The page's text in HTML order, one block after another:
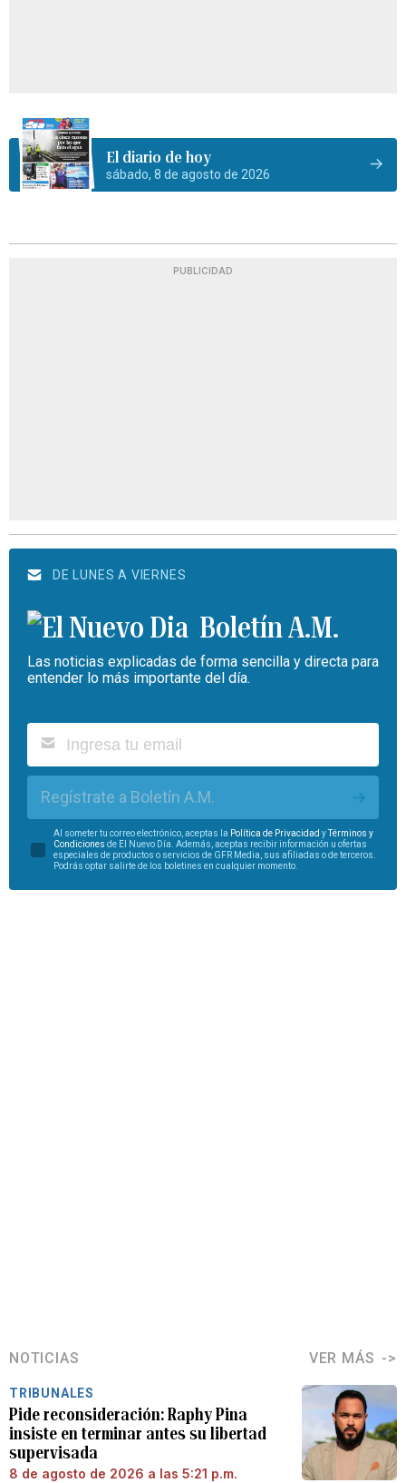
El diario de hoy
sábado, 8 de agosto de 2026
PUBLICIDAD
DE LUNES A VIERNES
Boletín A.M.
Las noticias explicadas de forma sencilla y directa para
entender lo más importante del día.
Regístrate a Boletín A.M.
Al someter tu correo electrónico, aceptas la Política de Privacidad yTérminos y
Condiciones de El Nuevo Día. Además, aceptas recibir información u ofertas
especiales de productos o servicios de GFR Media, sus afiliadas o de terceros.
Podrás optar salirte de los boletines en cualquier momento.
NOTICIAS VER MÁS
TRIBUNALES
Pide reconsideración: Raphy Pina
insiste en terminar antes su libertad
supervisada
8 de agosto de 2026 a las 5:21 p.m.